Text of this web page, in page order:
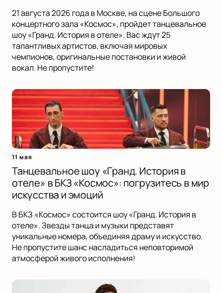
21 августа 2026 года в Москве, на сцене Большого
концертного зала «Космос», пройдет танцевальное
шоу «Гранд. История в отеле». Вас ждут 25
талантливых артистов, включая мировых
чемпионов, оригинальные постановки и живой
вокал. Не пропустите!
11 мая
Танцевальное шоу «Гранд. История в
отеле» в БКЗ «Космос»: погрузитесь в мир
искусства и эмоций
В БКЗ «Космос» состоится шоу «Гранд. История в
отеле». Звезды танца и музыки представят
уникальные номера, объединяя драму и искусство.
Не пропустите шанс насладиться неповторимой
атмосферой живого исполнения!